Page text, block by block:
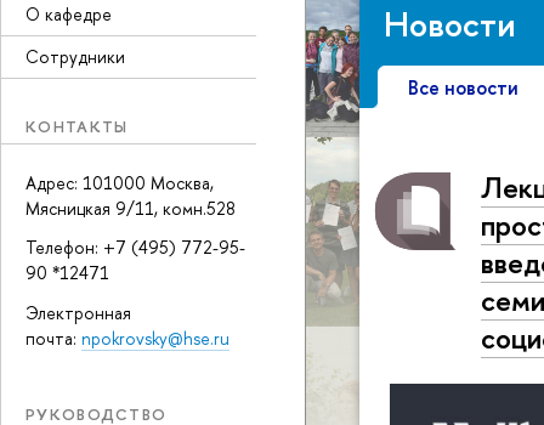
О кафедре
Сотрудники
КОНТАКТЫ
Адрес: 101000 Москва,
Мясницкая 9/11, комн.528
Телефон: +7 (495) 772-95-
90 *12471
Электронная
почта: npokrovsky@hse.ru
РУКОВОДСТВО
Новости
Все новости